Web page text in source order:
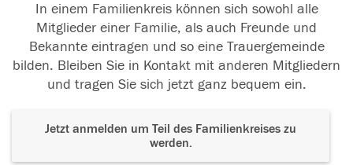
In einem Familienkreis können sich sowohl alle
Mitglieder einer Familie, als auch Freunde und
Bekannte eintragen und so eine Trauergemeinde
bilden. Bleiben Sie in Kontakt mit anderen Mitgliedern
und tragen Sie sich jetzt ganz bequem ein.
Jetzt anmelden um Teil des Familienkreises zu
werden.